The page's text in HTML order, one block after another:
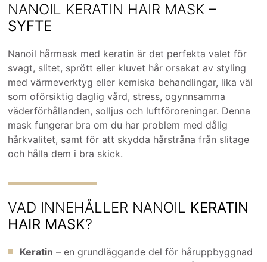
NANOIL KERATIN HAIR MASK –
SYFTE
Nanoil hårmask med keratin är det perfekta valet för
svagt, slitet, sprött eller kluvet hår orsakat av styling
med värmeverktyg eller kemiska behandlingar, lika väl
som oförsiktig daglig vård, stress, ogynnsamma
väderförhållanden, solljus och luftföroreningar. Denna
mask fungerar bra om du har problem med dålig
hårkvalitet, samt för att skydda hårstråna från slitage
och hålla dem i bra skick.
VAD INNEHÅLLER NANOIL KERATIN
HAIR MASK?
Keratin – en grundläggande del för håruppbyggnad